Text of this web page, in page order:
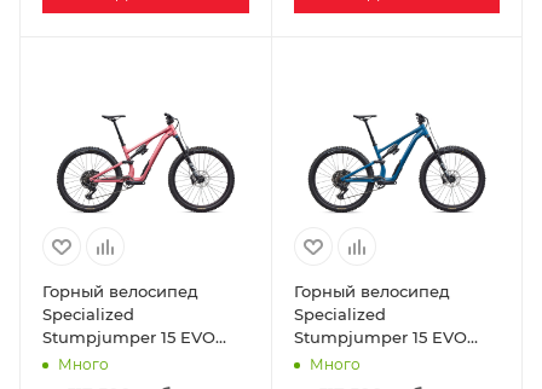
Горный велосипед
Specialized
Stumpjumper 15 EVO
Comp Alloy SRAM Eagle
70 2026 Satin Desert
Много
Горный велосипед
Specialized
Stumpjumper 15 EVO
Comp Alloy SRAM Eagle
70 2026 Gloss Grey Blue
Много